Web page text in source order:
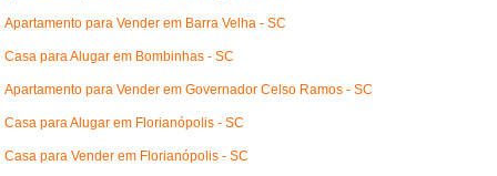
Apartamento para Vender em Barra Velha - SC
Casa para Alugar em Bombinhas - SC
Apartamento para Vender em Governador Celso Ramos - SC
Casa para Alugar em Florianópolis - SC
Casa para Vender em Florianópolis - SC